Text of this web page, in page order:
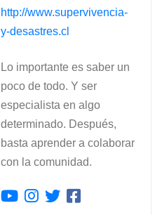
http://www.supervivencia-
y-desastres.cl
Lo importante es saber un
poco de todo. Y ser
especialista en algo
determinado. Después,
basta aprender a colaborar
con la comunidad.